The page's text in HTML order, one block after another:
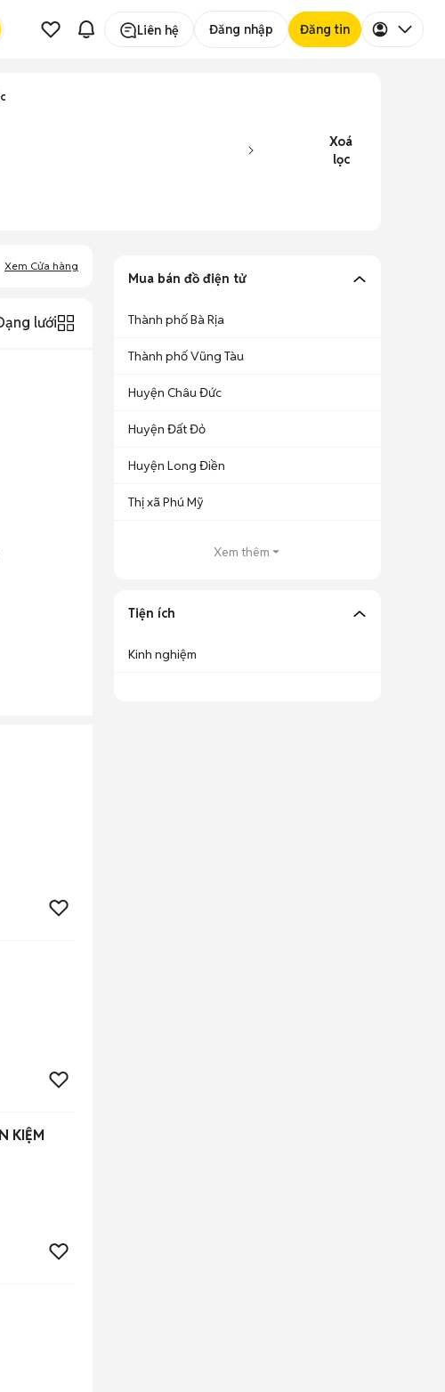
Liên hệ Đăng nhập Đăng tin
Xoá
lọc
Xem Cửa hàng
lưới
KIỆM
Mua bán đồ điện tử
Thành phố Bà Rịa
Thành phố Vũng Tàu
Huyện Châu Đức
Huyện Đất Đỏ
Huyện Long Điền
Thị xã Phú Mỹ
Xem thêm
Tiện ích
Kinh nghiệm